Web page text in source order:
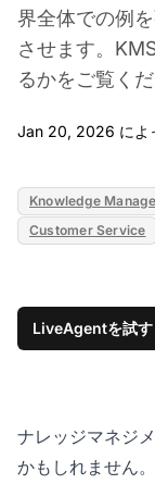
界全体での例
させます。
るかをご覧くだ
Jan 20, 2026 によ
Knowledge
Customer Service
LiveAgentを試す
ナレッジマネジ
かもしれません